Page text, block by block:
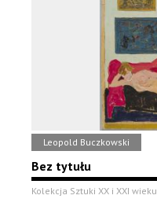
Leopold Buczkowski
Bez tytułu
Kolekcja Sztuki XX i XXI wieku